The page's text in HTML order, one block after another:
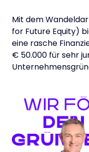
Mit dem
for Future Equity)
eine rasche
€ 50.000 für sehr